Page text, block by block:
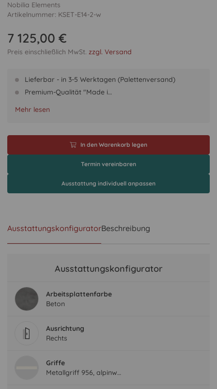
Nobilia Elements
Artikelnummer: KSET-E14-2-w
7 125,00 €
Preis einschließlich MwSt. zzgl. Versand
Lieferbar - in 3-5 Werktagen (Palettenversand)
Premium-Qualität "Made i…
Mehr lesen
In den Warenkorb legen
Termin vereinbaren
Ausstattung individuell anpassen
AusstattungskonfiguratorBeschreibung
Ausstattungskonfigurator
Arbeitsplattenfarbe
Beton
Ausrichtung
Rechts
Griffe
Metallgriff 956, alpinweiß